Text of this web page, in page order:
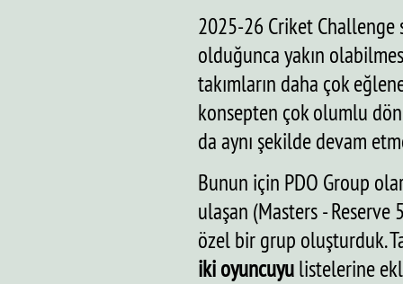
2025-26 Criket Challenge
olduğunca yakın
takımların daha çok
konsepten çok olumlu
da aynı şekilde devam
Bunun için PDO Group
ulaşan (Masters -
özel bir grup oluşturduk.
iki oyuncuyulistelerine